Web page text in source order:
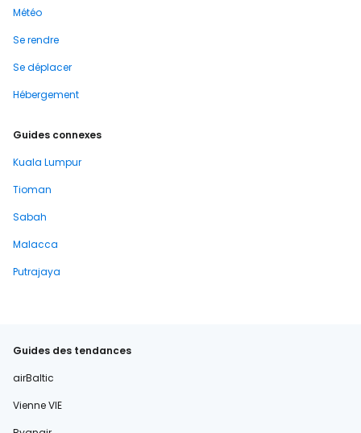
Météo
Se rendre
Se déplacer
Hébergement
Guides connexes
Kuala Lumpur
Tioman
Sabah
Malacca
Putrajaya
Guides des tendances
airBaltic
Vienne VIE